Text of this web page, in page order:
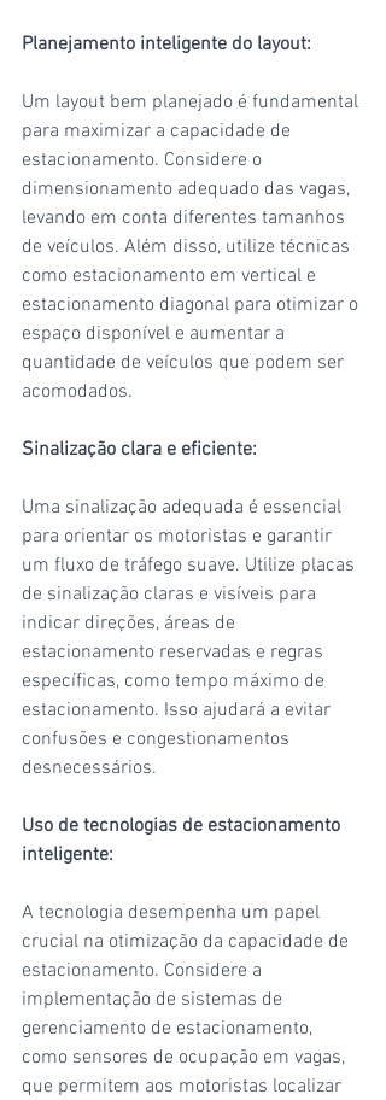
Planejamento inteligente do layout:
Um layout bem planejado é fundamental
para maximizar a capacidade de
estacionamento. Considere o
dimensionamento adequado das vagas,
levando em conta diferentes tamanhos
de veículos. Além disso, utilize técnicas
como estacionamento em vertical e
estacionamento diagonal para otimizar o
espaço disponível e aumentar a
quantidade de veículos que podem ser
acomodados.
Sinalização clara e eficiente:
Uma sinalização adequada é essencial
para orientar os motoristas e garantir
um fluxo de tráfego suave. Utilize placas
de sinalização claras e visíveis para
indicar direções, áreas de
estacionamento reservadas e regras
específicas, como tempo máximo de
estacionamento. Isso ajudará a evitar
confusões e congestionamentos
desnecessários.
Uso de tecnologias de estacionamento
inteligente:
A tecnologia desempenha um papel
crucial na otimização da capacidade de
estacionamento. Considere a
implementação de sistemas de
gerenciamento de estacionamento,
como sensores de ocupação em vagas,
que permitem aos motoristas localizar